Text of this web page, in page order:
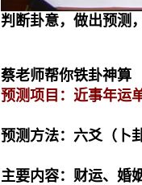
判断卦意，做出预测
蔡老师帮你铁卦神算
预测项目：近事年运
预测方法：六爻（卜
主要内容：财运、婚